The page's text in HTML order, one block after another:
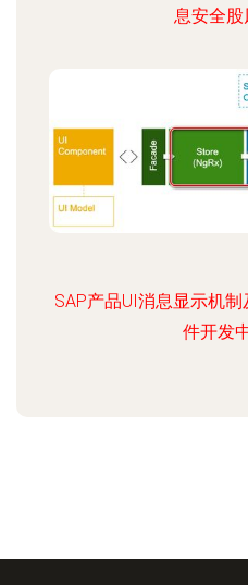
息安全
SAP产品UI消息显示机
件开发